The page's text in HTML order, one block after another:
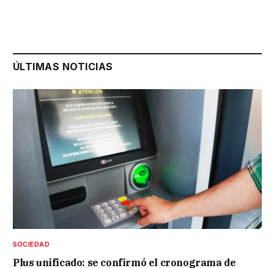
ÚLTIMAS NOTICIAS
SOCIEDAD
Plus unificado: se confirmó el cronograma de